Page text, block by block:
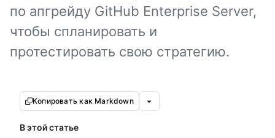
по апгрейду GitHub Enterprise Server,
чтобы спланировать и
протестировать свою стратегию.
Копировать как Markdown
В этой статье